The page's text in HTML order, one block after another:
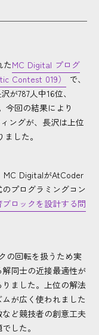
たMC Digital プログ
Contest 019）
で、
が787人中16位、
今回の結果により
ングが、長沢は上位
した。
MC DigitalがAtCoder
プログラミングコン
ロックを設計する問
の回転を扱うため実
同士の近接最適性が
ました。上位の解法
が広く使われました
ど競技者の創意工夫
した。